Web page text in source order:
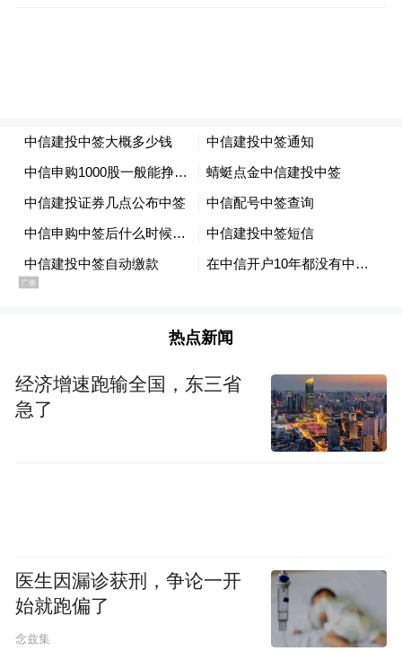
热点新闻
经济增速跑输全国，东三省
急了
医生因漏诊获刑，争论一开
始就跑偏了
念兹集